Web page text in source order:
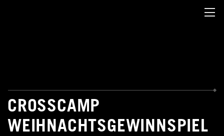
CROSSCAMP
WEIHNACHTSGEWINNSPIEL